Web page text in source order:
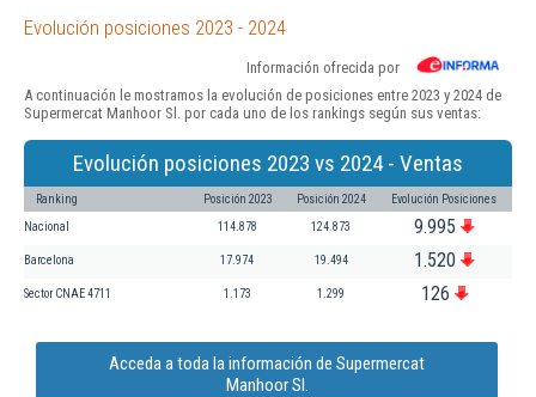
Evolución posiciones 2023 - 2024
Información ofrecida por
A continuación le mostramos la evolución de posiciones entre 2023 y 2024 de
Supermercat Manhoor Sl. por cada uno de los rankings según sus ventas:
Evolución posiciones 2023 vs 2024 - Ventas
Ranking Posición 2023 Posición 2024 Evolución Posiciones
Nacional 114.878 124.873 9.995
Barcelona 17.974 19.494 1.520
Sector CNAE 4711 1.173 1.299 126
Acceda a toda la información de Supermercat
Manhoor Sl.